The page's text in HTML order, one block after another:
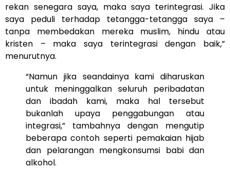
rekan senegara saya, maka saya terintegrasi. Jika
saya peduli terhadap tetangga-tetangga saya –
tanpa membedakan mereka muslim, hindu atau
kristen – maka saya terintegrasi dengan baik,”
menurutnya.
“Namun jika seandainya kami diharuskan
untuk meninggalkan seluruh peribadatan
dan ibadah kami, maka hal tersebut
bukanlah upaya penggabungan atau
integrasi,” tambahnya dengan mengutip
beberapa contoh seperti pemakaian hijab
dan pelarangan mengkonsumsi babi dan
alkohol.